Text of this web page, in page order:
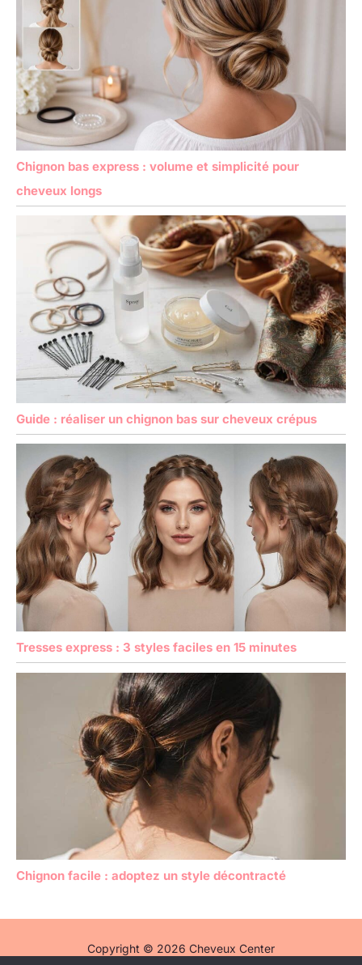
Chignon bas express : volume et simplicité pour
cheveux longs
Guide : réaliser un chignon bas sur cheveux crépus
Tresses express : 3 styles faciles en 15 minutes
Chignon facile : adoptez un style décontracté
Copyright © 2026 Cheveux Center